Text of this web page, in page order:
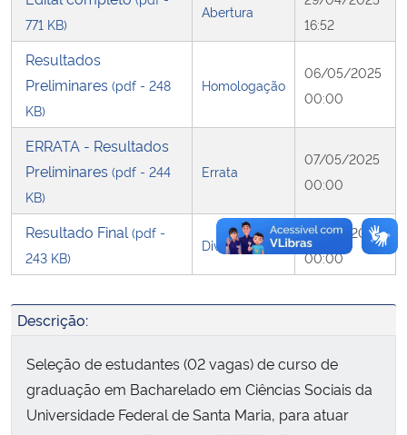
Secretaria-Geral
Secretaria de Governo
Gabinete de Segurança Institucional
Banco Central do Brasil
771 KB)
Abertura
16:52
Resultados
Preliminares (pdf - 248
KB)
Homologação
06/05/2025
00:00
ERRATA - Resultados
Preliminares (pdf - 244
KB)
Errata
07/05/2025
00:00
Resultado Final(pdf -
243 KB)
Divulgação
08/05/2025
00:00
Descrição:
Seleção de estudantes (02 vagas) de curso de
graduação em Bacharelado em Ciências Sociais da
Universidade Federal de Santa Maria, para atuar